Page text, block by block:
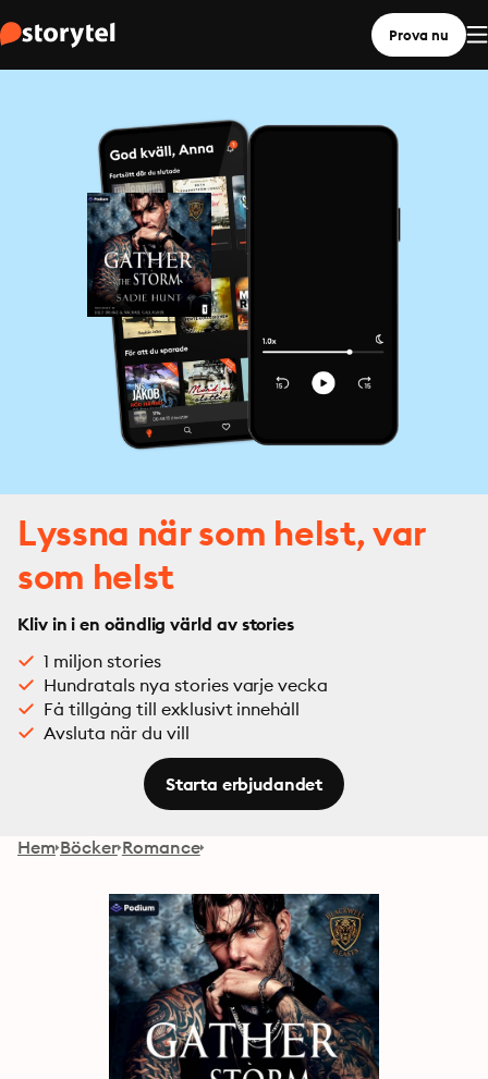
Prova nu
Lyssna när som helst, var
som helst
Kliv in i en oändlig värld av stories
1 miljon stories
Hundratals nya stories varje vecka
Få tillgång till exklusivt innehåll
Avsluta när du vill
Starta erbjudandet
Hem Böcker Romance